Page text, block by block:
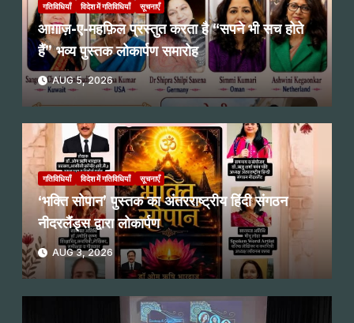
गतिविधियाँ विदेश में गतिविधियाँ सूचनाएँ
आग़ाज़-ए-महफ़िल प्रस्तुत करता है “सपने भी सच होते
हैं” भव्य पुस्तक लोकार्पण समारोह
AUG 5, 2026
गतिविधियाँ विदेश में गतिविधियाँ सूचनाएँ
‘भक्ति सोपान’ पुस्तक का अंतरराष्ट्रीय हिंदी संगठन
नीदरलैंड्स द्वारा लोकार्पण
AUG 3, 2026